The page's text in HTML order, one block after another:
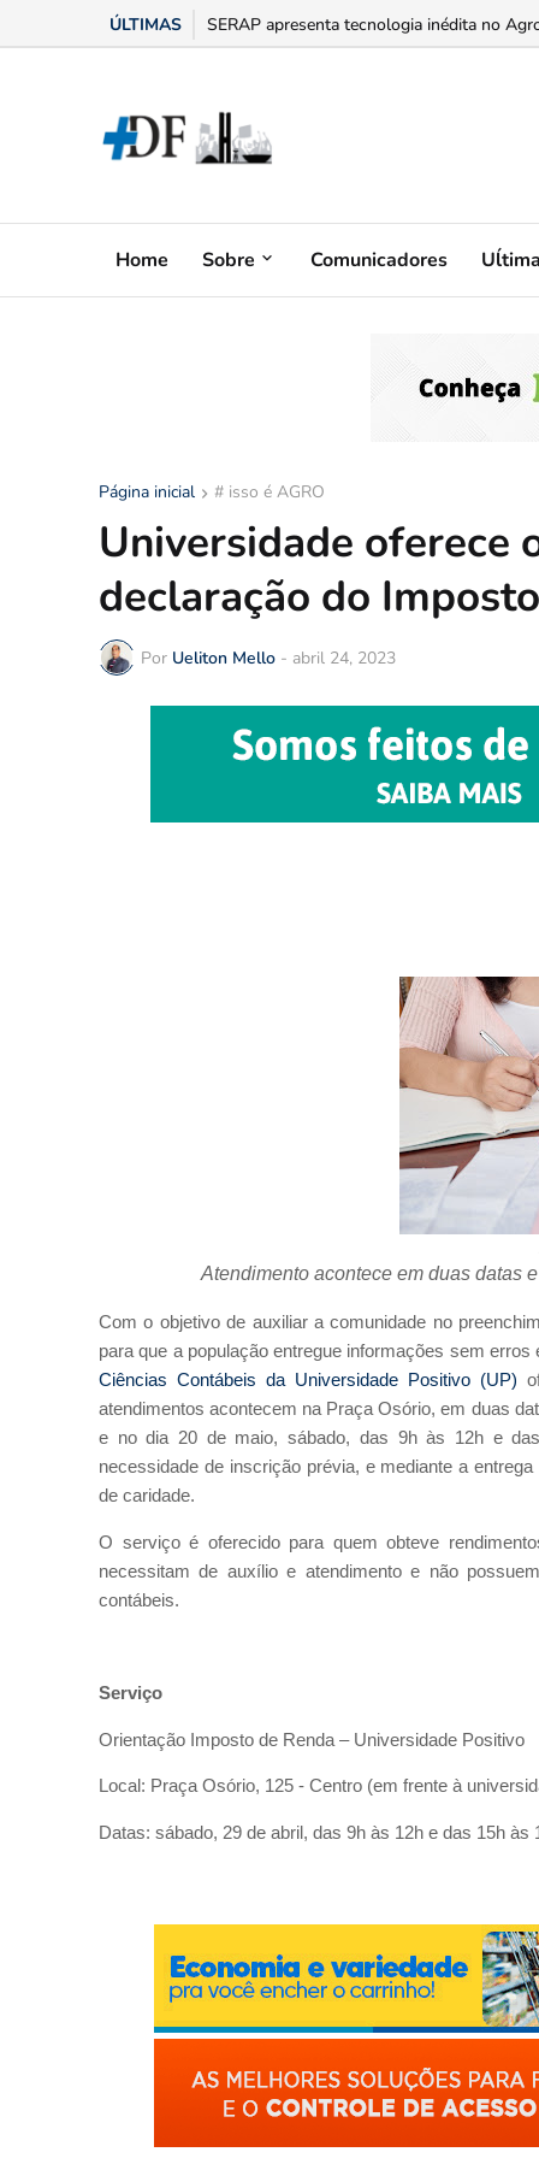
ÚLTIMAS “Bumbum triste” na menopausa: o adesivo
Home Sobre Comunicadores
Página inicial # isso é AGRO
Universidade oferece
declaração do
Por Ueliton Mello - abril 24, 2023
Atendimento acontece em duas datas
Com o objetivo de auxiliar a comunidade no
para que a população entregue informações sem
Ciências Contábeis da Universidade Positivo (UP)
atendimentos acontecem na Praça Osório, em duas
e no dia 20 de maio, sábado, das 9h às 12h e
necessidade de inscrição prévia, e mediante a
de caridade.
O serviço é oferecido para quem obteve
necessitam de auxílio e atendimento e não
contábeis.
Serviço
Orientação Imposto de Renda – Universidade Positivo
Local: Praça Osório, 125 - Centro (em frente à
Datas: sábado, 29 de abril, das 9h às 12h e das 15h